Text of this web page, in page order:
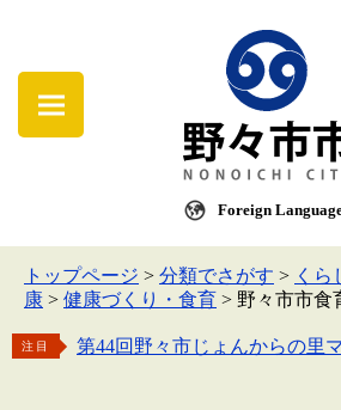
Foreign
トップページ > 分類でさがす > くら
康 > 健康づくり・食育 > 野々市市食
注目
第44回野々市じょんからの里